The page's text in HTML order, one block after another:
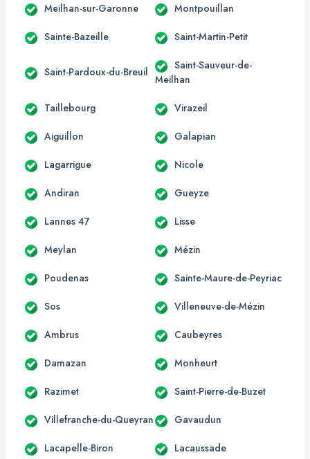
Meilhan-sur-Garonne Montpouillan
Sainte-Bazeille Saint-Martin-Petit
Saint-Pardoux-du-Breuil
Saint-Sauveur-de-
Meilhan
Taillebourg Virazeil
Aiguillon Galapian
Lagarrigue Nicole
Andiran Gueyze
Lannes 47 Lisse
Meylan Mézin
Poudenas Sainte-Maure-de-Peyriac
Sos Villeneuve-de-Mézin
Ambrus Caubeyres
Damazan Monheurt
Razimet Saint-Pierre-de-Buzet
Villefranche-du-Queyran Gavaudun
Lacapelle-Biron Lacaussade